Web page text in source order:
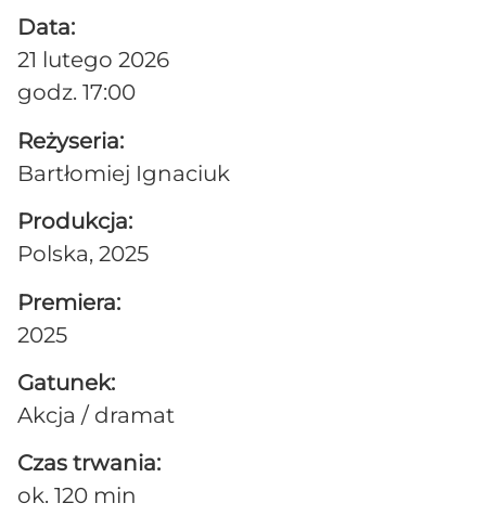
Data:
21 lutego 2026
godz. 17:00
Reżyseria:
Bartłomiej Ignaciuk
Produkcja:
Polska, 2025
Premiera:
2025
Gatunek:
Akcja / dramat
Czas trwania:
ok. 120 min